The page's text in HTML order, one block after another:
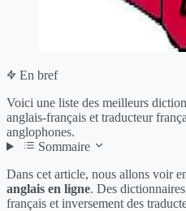
En bref
Voici une liste des meilleurs
anglais-français et traducteur
anglophones.
Sommaire
Dans cet article, nous allons voir
anglais en ligne. Des
français et inversement des